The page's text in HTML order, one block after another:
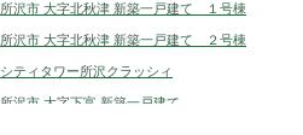
所沢市 大字北秋津 新築一戸建て １号棟
所沢市 大字北秋津 新築一戸建て ２号棟
シティタワー所沢クラッシィ
所沢市 大字下富 新築一戸建て